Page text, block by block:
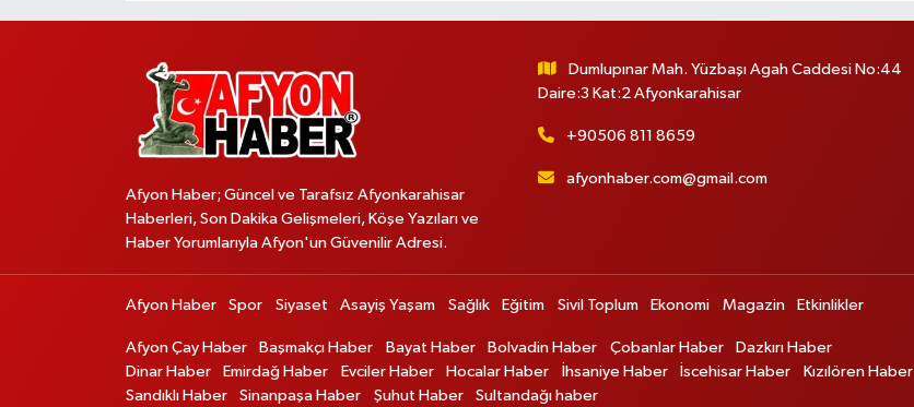
Afyon Haber; Güncel ve Tarafsız Afyonkarahisar
Haberleri, Son Dakika Gelişmeleri, Köşe Yazıları ve
Haber Yorumlarıyla Afyon'un Güvenilir Adresi.
Dumlupınar Mah. Yüzbaşı Agah Caddesi No:44
Daire:3 Kat:2 Afyonkarahisar
+90506 811 8659
afyonhaber.com@gmail.com
Afyon Haber Spor Siyaset Asayiş Yaşam Sağlık Eğitim Sivil Toplum Ekonomi Magazin Etkinlikler
Afyon Çay Haber Başmakçı Haber Bayat Haber Bolvadin Haber Çobanlar Haber
Dazkırı Haber
Dinar Haber
Emirdağ Haber Evciler Haber Hocalar Haber İhsaniye Haber İscehisar Haber
Kızılören Haber
Sandıklı Haber
Sinanpaşa Haber Şuhut Haber Sultandağı haber